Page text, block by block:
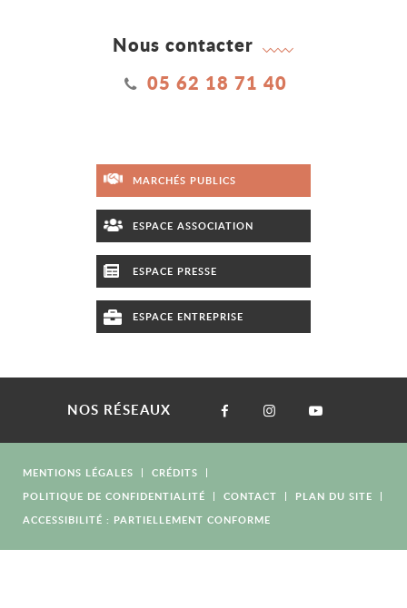
Nous contacter
05 62 18 71 40
MARCHÉS PUBLICS
ESPACE ASSOCIATION
ESPACE PRESSE
ESPACE ENTREPRISE
NOS RÉSEAUX
MENTIONS LÉGALES
CRÉDITS
POLITIQUE DE CONFIDENTIALITÉ
CONTACT
PLAN DU SITE
ACCESSIBILITÉ : PARTIELLEMENT CONFORME